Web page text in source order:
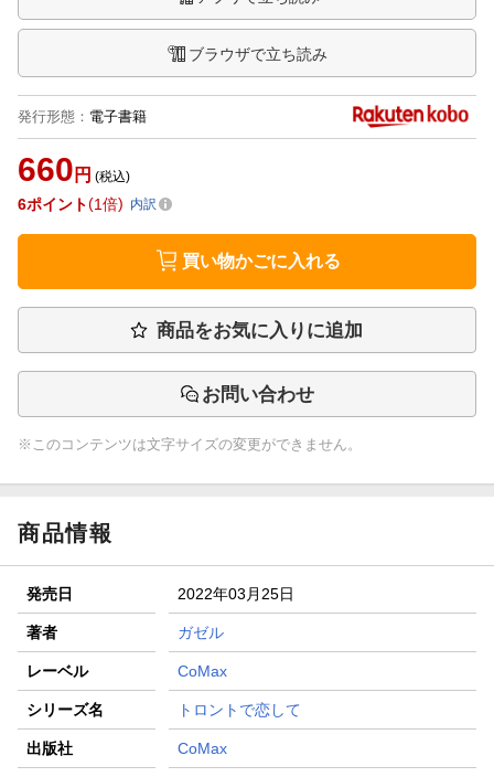
ブラウザで立ち読み
発行形態 ： 電子書籍
660 円 (税込)
6ポイント 1倍 内訳
買い物かごに入れる
商品をお気に入りに追加
お問い合わせ
※このコンテンツは文字サイズの変更ができません。
商品情報
発売日 2022年03月25日
著者 ガゼル
レーベル CoMax
シリーズ名 トロントで恋して
出版社 CoMax